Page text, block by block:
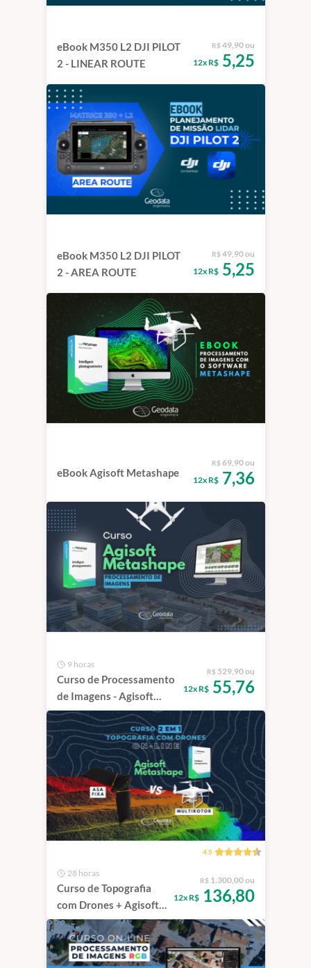
eBook M350 L2 DJI PILOT
2 - LINEAR ROUTE
R$ 49,90 ou
12x R$5,25
eBook M350 L2 DJI PILOT
2 - AREA ROUTE
R$ 49,90 ou
12x R$5,25
eBook Agisoft Metashape
R$ 69,90 ou
12x R$7,36
9 horas
Curso de Processamento
de Imagens - Agisoft
Metashape
R$ 529,90 ou
12x R$55,76
4.5
28 horas
Curso de Topografia
com Drones + Agisoft
Metashape
R$ 1.300,00 ou
12x R$136,80